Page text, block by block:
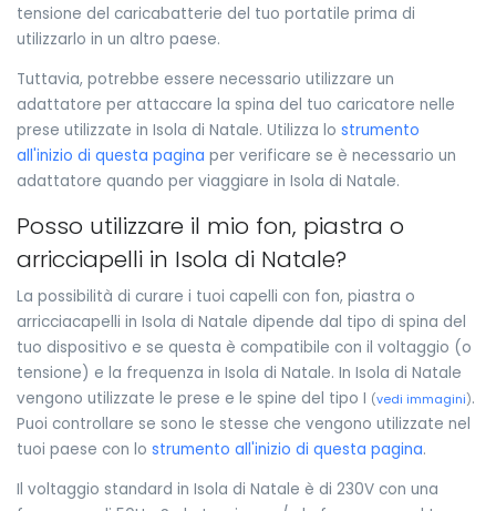
tensione del caricabatterie del tuo portatile prima di
utilizzarlo in un altro paese.
Tuttavia, potrebbe essere necessario utilizzare un
adattatore per attaccare la spina del tuo caricatore nelle
prese utilizzate in Isola di Natale. Utilizza lo strumento
all'inizio di questa pagina per verificare se è necessario un
adattatore quando per viaggiare in Isola di Natale.
Posso utilizzare il mio fon, piastra o
arricciapelli in Isola di Natale?
La possibilità di curare i tuoi capelli con fon, piastra o
arricciacapelli in Isola di Natale dipende dal tipo di spina del
tuo dispositivo e se questa è compatibile con il voltaggio (o
tensione) e la frequenza in Isola di Natale. In Isola di Natale
vengono utilizzate le prese e le spine del tipo I (vedi immagini).
Puoi controllare se sono le stesse che vengono utilizzate nel
tuoi paese con lo strumento all'inizio di questa pagina.
Il voltaggio standard in Isola di Natale è di 230V con una